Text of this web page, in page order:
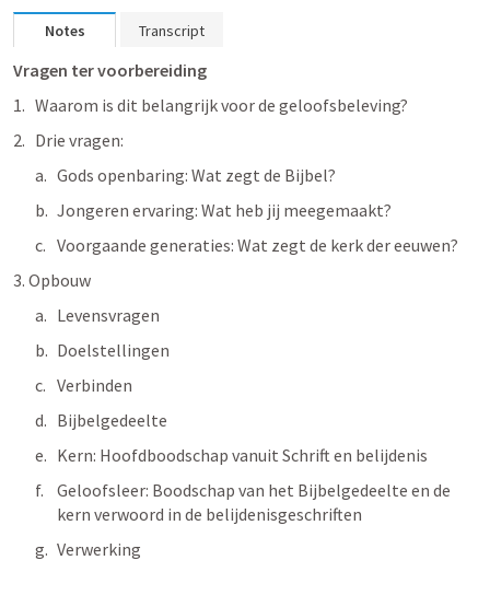
Notes Transcript
Vragen ter voorbereiding
Waarom is dit belangrijk voor de geloofsbeleving?
Drie vragen:
Gods openbaring: Wat zegt de Bijbel?
Jongeren ervaring: Wat heb jij meegemaakt?
Voorgaande generaties: Wat zegt de kerk der eeuwen?
3. Opbouw
Levensvragen
Doelstellingen
Verbinden
Bijbelgedeelte
Kern: Hoofdboodschap vanuit Schrift en belijdenis
Geloofsleer: Boodschap van het Bijbelgedeelte en de
kern verwoord in de belijdenisgeschriften
Verwerking